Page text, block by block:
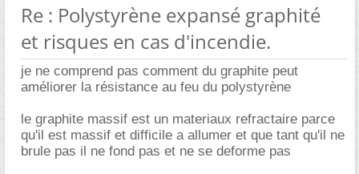
Re : Polystyrène expansé graphité
et risques en cas d'incendie.
je ne comprend pas comment du graphite peut
améliorer la résistance au feu du polystyrène
le graphite massif est un materiaux refractaire parce
qu'il est massif et difficile a allumer et que tant qu'il ne
brule pas il ne fond pas et ne se deforme pas